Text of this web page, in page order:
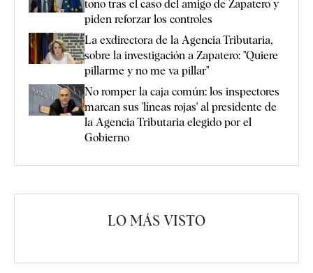
tono tras el caso del amigo de Zapatero y
piden reforzar los controles
La exdirectora de la Agencia Tributaria,
sobre la investigación a Zapatero: "Quiere
pillarme y no me va pillar"
No romper la caja común: los inspectores
marcan sus 'líneas rojas' al presidente de
la Agencia Tributaria elegido por el
Gobierno
LO MÁS VISTO